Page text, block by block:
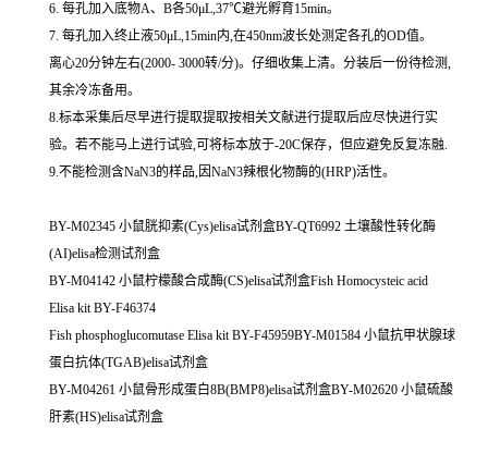
6. 每孔加入底物A、B各50μL,37℃避光孵育15min。
7. 每孔加入终止液50μL,15min内,在450nm波长处测定各孔的OD值。
离心20分钟左右(2000- 3000转/分)。仔细收集上清。分装后一份待检测,
其余冷冻备用。
8.标本采集后尽早进行提取提取按相关文献进行提取后应尽快进行实
验。若不能马上进行试验,可将标本放于-20C保存，但应避免反复冻融.
9.不能检测含NaN3的样品,因NaN3辣根化物酶的(HRP)活性。
BY-M02345 小鼠胱抑素(Cys)elisa试剂盒BY-QT6992 土壤酸性转化酶
(AI)elisa检测试剂盒
BY-M04142 小鼠柠檬酸合成酶(CS)elisa试剂盒Fish Homocysteic acid
Elisa kit BY-F46374
Fish phosphoglucomutase Elisa kit BY-F45959BY-M01584 小鼠抗甲状腺球
蛋白抗体(TGAB)elisa试剂盒
BY-M04261 小鼠骨形成蛋白8B(BMP8)elisa试剂盒BY-M02620 小鼠硫酸
肝素(HS)elisa试剂盒